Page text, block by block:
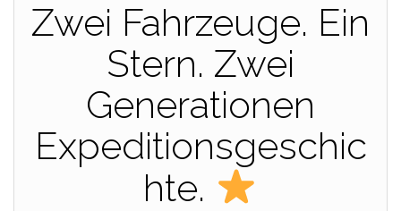
Zwei Fahrzeuge. Ein
Stern. Zwei
Generationen
Expeditionsgeschic
hte.